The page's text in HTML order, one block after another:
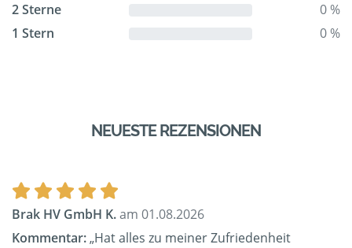
2 Sterne
0 %
1 Stern
0 %
NEUESTE REZENSIONEN
Brak HV GmbH K.am 01.08.2026
Kommentar:„Hat alles zu meiner Zufriedenheit